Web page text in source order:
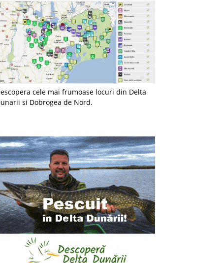
cele mai frumoase locuri din Delta
si Dobrogea de Nord.